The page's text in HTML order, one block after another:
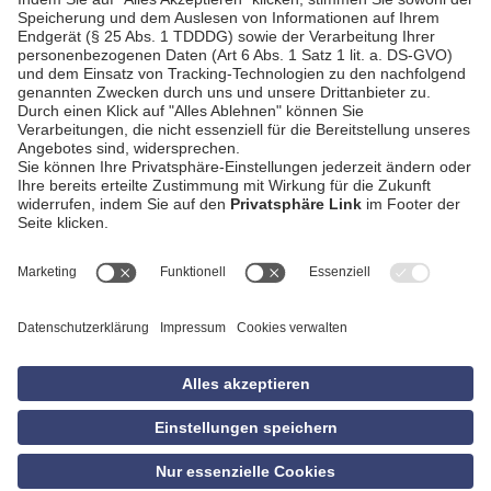
AGB
Datenschutzerklärung
Empfang
Privatsphäre